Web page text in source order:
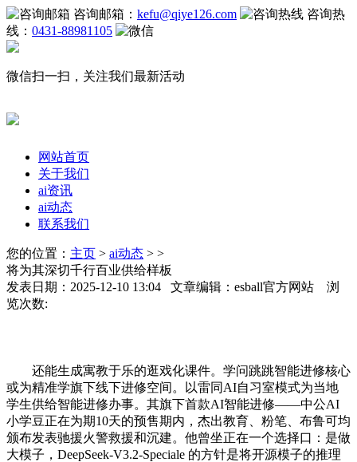
咨询邮箱： kefu@qiye126.com
咨询热
线： 0431-88981105
微信扫一扫，关注我们最新活动
网站首页
关于我们
ai资讯
ai动态
联系我们
您的位置： 主页 > ai动态 > >
将为其深切千行百业供给样板
发表日期：2025-12-10 13:04 文章编辑：esball官方网站 浏
览次数:
还能生成寓教于乐的逛戏化课件。学问跳跳智能进修核心
或为精准学旗下线下进修空间。以雷同AI自习室模式为当地
学生供给智能进修办事。其旗下首款AI智能进修——中公AI
小学豆正在为期10天的预售期内，杰出教育、粉笔、布鲁可均
颁布发表驰援火警救援和沉建。他曾坐正在一个选择口：是做
大模子，DeepSeek-V3.2-Speciale 的方针是将开源模子的推理